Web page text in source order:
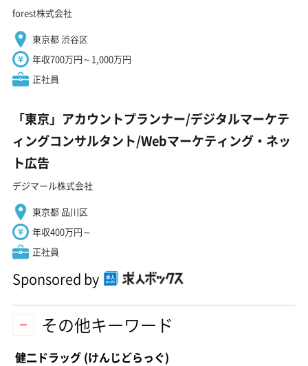
forest株式会社
東京都 渋谷区
年収700万円～1,000万円
正社員
「東京」アカウントプランナー/デジタルマーケテ
ィングコンサルタント/Webマーケティング・ネッ
ト広告
デジマール株式会社
東京都 品川区
年収400万円～
正社員
Sponsored by
その他キーワード
健二ドラッグ (けんじどらっぐ)